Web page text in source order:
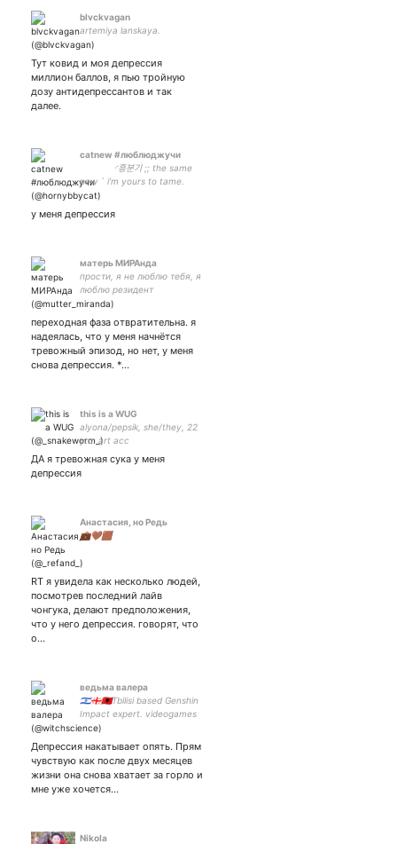
blvckvagan
artemiya lanskaya.
Тут ковид и моя депрессия
миллион баллов, я пью тройную
дозу антидепрессантов и так
далее.
catnew #люблюджучи
ᅠᅠᅠᅠ ◜흥분기 ;; the same
new ` i'm yours to tame.
у меня депрессия
матерь МИРАнда
прости, я не люблю тебя, я
люблю резидент
переходная фаза отвратительна. я
надеялась, что у меня начнётся
тревожный эпизод, но нет, у меня
снова депрессия. *…
this is a WUG
alyona/pepsik, she/they, 22
y.o. art acc
ДА я тревожная сука у меня
депрессия
Анастасия, но Редь
💼🤎🟫
RT я увидела как несколько людей,
посмотрев последний лайв
чонгука, делают предположения,
что у него депрессия. говорят, что
о…
ведьма валера
🇮🇱🇬🇪🇦🇱Tbilisi based Genshin
Impact expert. videogames
and anime enthusiast. PM in
posts pfp by
Депрессия накатывает опять. Прям
чувствую как после двух месяцев
жизни она снова хватает за горло и
мне уже хочется…
Nikola